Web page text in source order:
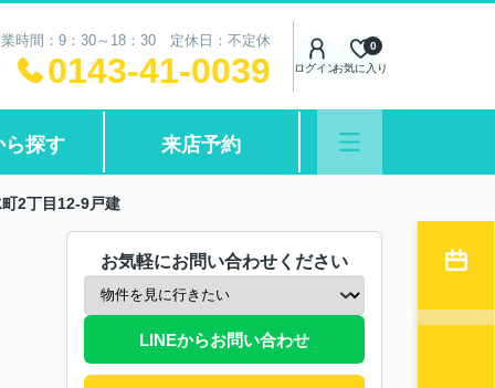
時間：9：30～18：30 定休日：不定休
0143-41-0039 ログインお気に入り
0
ら探す 来店予約
2丁目12-9戸建
お気軽にお問い合わせください
LINEからお問い合わせ